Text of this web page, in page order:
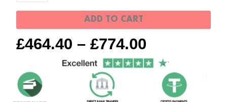
£464.40 – £774.00
quantity
ADD TO CART